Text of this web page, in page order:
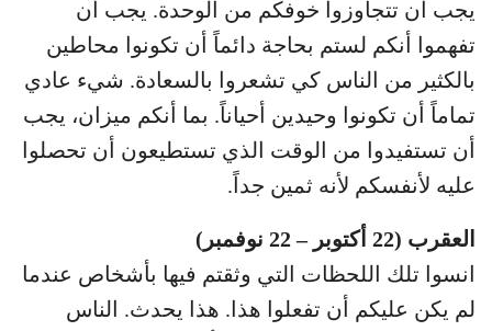
يجب أن تتجاوزوا خوفكم من الوحدة. يجب أن
تفهموا أنكم لستم بحاجة دائماً أن تكونوا محاطين
بالكثير من الناس كي تشعروا بالسعادة. شيء عادي
تماماً أن تكونوا وحيدين أحياناً. بما أنكم ميزان، يجب
أن تستفيدوا من الوقت الذي تستطيعون أن تحصلوا
عليه لأنفسكم لأنه ثمين جداً.
العقرب (22 أكتوبر – 22 نوفمبر)
انسوا تلك اللحظات التي وثقتم فيها بأشخاص عندما
لم يكن عليكم أن تفعلوا هذا. هذا يحدث. الناس